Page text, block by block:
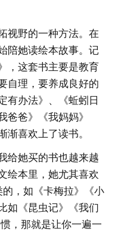
视野的一种方法。在
陪她读绘本故事。记
，这套书主要是教育
自理，要养成良好的
有办法》、《蚯蚓日
爸爸》《我妈妈》
渐喜欢上了读书。
给她买的书也越来越
绘本里，她尤其喜欢
的，如《卡梅拉》《小
如《昆虫记》《我们
，那就是让你一遍一